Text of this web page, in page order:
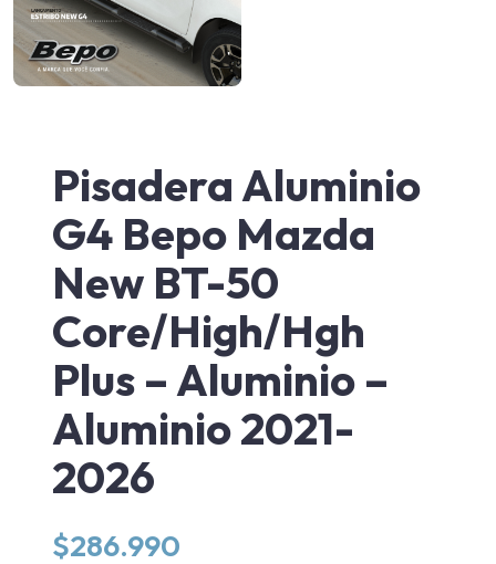
Pisadera Aluminio
G4 Bepo Mazda
New BT-50
Core/High/Hgh
Plus – Aluminio –
Aluminio 2021-
2026
$286.990